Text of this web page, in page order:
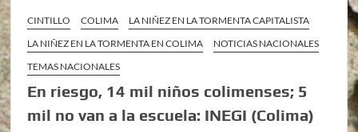
CINTILLO COLIMA
LA NIÑEZ EN LA TORMENTA CAPITALISTA
LA NIÑEZ EN LA TORMENTA EN COLIMA
NOTICIAS NACIONALES
TEMAS NACIONALES
En riesgo, 14 mil niños colimenses; 5
mil no van a la escuela: INEGI (Colima)